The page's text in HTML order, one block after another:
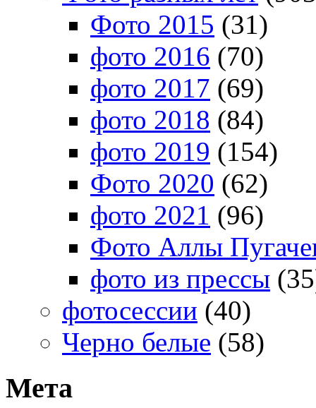
Фото 2015 (31)
фото 2016 (70)
фото 2017 (69)
фото 2018 (84)
фото 2019 (154)
Фото 2020 (62)
фото 2021 (96)
Фото Аллы
фото из прессы
фотосессии (40)
Черно белые (58)
Мета